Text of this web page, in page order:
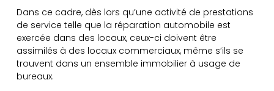
Dans ce cadre, dès lors qu’une activité de prestations
de service telle que la réparation automobile est
exercée dans des locaux, ceux-ci doivent être
assimilés à des locaux commerciaux, même s’ils se
trouvent dans un ensemble immobilier à usage de
bureaux.